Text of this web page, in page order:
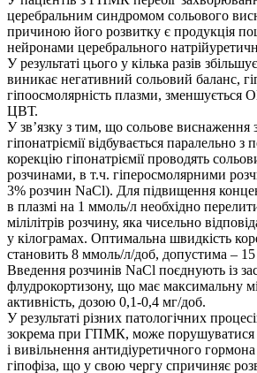
церебральним синдромом сольового
причиною його розвитку є продукція
нейронами церебрального
У результаті цього у кілька разів
виникає негативний сольовий баланс,
гіпоосмолярність плазми, зменшується
ЦВТ.
У зв’язку з тим, що сольове виснаження
гіпонатріємії відбувається паралельно з
корекцію гіпонатріємії проводять
розчинами, в т.ч. гіперосмолярними
3% розчин NaCl). Для підвищення
в плазмі на 1 ммоль/л необхідно
мілілітрів розчину, яка чисельно
у кілограмах. Оптимальна швидкість
становить 8 ммоль/л/доб, допустима –
Введення розчинів NaCl поєднують із
флудрокортизону, що має максимальну
активність, дозою 0,1-0,4 мг/доб.
У результаті різних патологічних
зокрема при ГПМК, може порушуватися
і вивільнення антидіуретичного гормона
гіпофіза, що у свою чергу спричиняє